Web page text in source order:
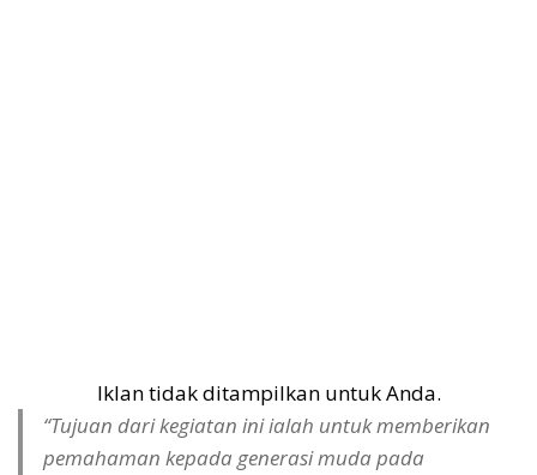
Iklan tidak ditampilkan untuk Anda.
“Tujuan dari kegiatan ini ialah untuk memberikan
pemahaman kepada generasi muda pada